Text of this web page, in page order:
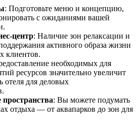
: Подготовьте меню и концепцию,
с ожиданиями вашей
центр: Наличие зон релаксации и
активного образа жизни
клиентов.
необходимых для
ресурсов значительно увеличит
отеля для деловых
: Вы можете подумать
отдыха — от аквапарков до зон для